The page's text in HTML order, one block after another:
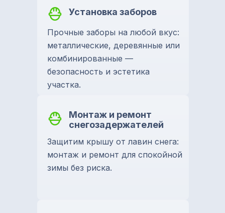
Установка заборов
Прочные заборы на любой вкус:
металлические, деревянные или
комбинированные —
безопасность и эстетика
участка.
Монтаж и ремонт
снегозадержателей
Защитим крышу от лавин снега:
монтаж и ремонт для спокойной
зимы без риска.